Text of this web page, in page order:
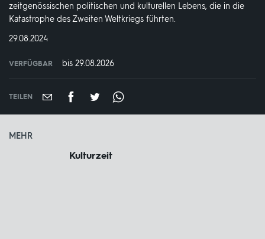
zeitgenössischen politischen und kulturellen Lebens, die in die
Katastrophe des Zweiten Weltkriegs führten.
DATUM:
29.08.2024
VERFÜGBAR bis 29.08.2026
TEILEN
MEHR
Kulturzeit